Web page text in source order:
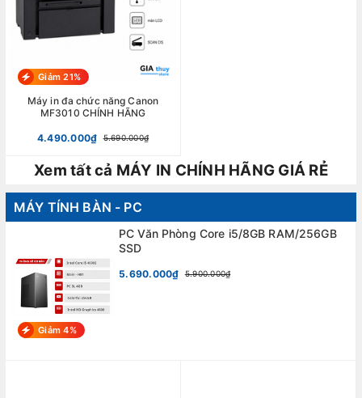
Giảm 21%
Máy in đa chức năng Canon
MF3010 CHÍNH HÃNG
4.490.000₫ 5.690.000₫
Xem tất cả MÁY IN CHÍNH HÃNG GIÁ RẺ
MÁY TÍNH BÀN - PC
Giảm 4%
PC Văn Phòng Core i5/8GB RAM/256GB
SSD
5.690.000₫ 5.900.000₫